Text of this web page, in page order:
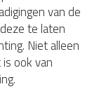
van de
te laten
Niet alleen
ook van